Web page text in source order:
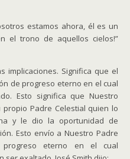
estamos ahora, él es un
el trono de aquellos cielos!”
implicaciones. Significa que el
de progreso eterno en el cual
Esto significa que Nuestro
Padre Celestial quien lo
y le dio la oportunidad de
Esto envío a Nuestro Padre
eterno en el cual